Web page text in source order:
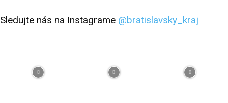
Sledujte nás na Instagrame @bratislavsky_kraj